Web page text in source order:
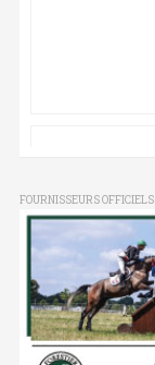
FOURNISSEURS OFFICIELS